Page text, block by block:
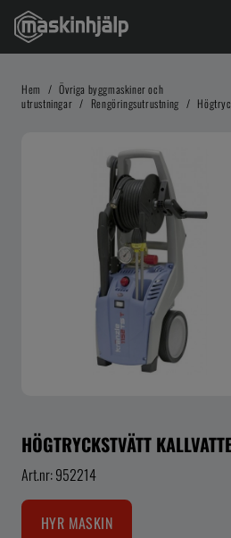
Hem / Övriga byggmaskiner och
utrustningar / Rengöringsutrustning /
HÖGTRYCKSTVÄTT
Art.nr: 952214
HYR MASKIN